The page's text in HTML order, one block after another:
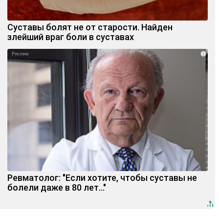
Суставы болят не от старости. Найден
злейший враг боли в суставах
i
Ревматолог: "Если хотите, чтобы суставы не
болели даже в 80 лет..."